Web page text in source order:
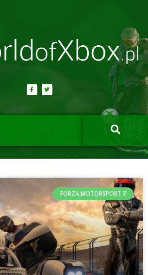
FORZA MOTORSPORT 7